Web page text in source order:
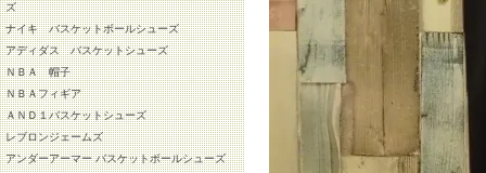
ズ
ナイキ バスケットボールシューズ
アディダス バスケットシューズ
ＮＢＡ 帽子
ＮＢＡフィギア
ＡＮＤ１バスケットシューズ
レブロンジェームズ
アンダーアーマー バスケットボールシューズ